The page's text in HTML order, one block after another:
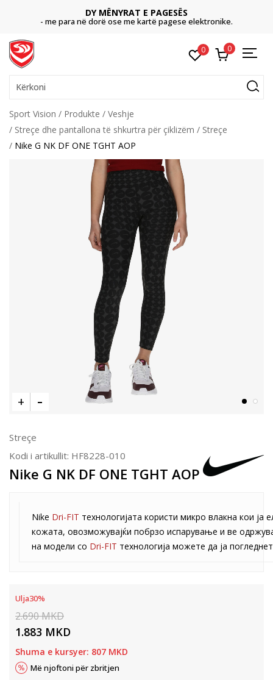
DY MËNYRAT E PAGESËS
- me para në dorë ose me kartë pagese elektronike.
0 0
Kërkoni
Sport Vision Produkte
Veshje
Streçe dhe pantallona të shkurtra për çiklizëm
Streçe
Nike G NK DF ONE TGHT AOP
Streçe
Kodi i artikullit: HF8228-010
Nike G NK DF ONE TGHT AOP
Nike Dri-FIT технологијата користи микро влакна кои ја
кожата, овозможувајќи побрзо испарување и ве
на модели со Dri-FIT технологија можете да ја
Ulja30%
2.690MKD
1.883 MKD
Shuma e kursyer: 807 MKD
Më njoftoni për zbritjen